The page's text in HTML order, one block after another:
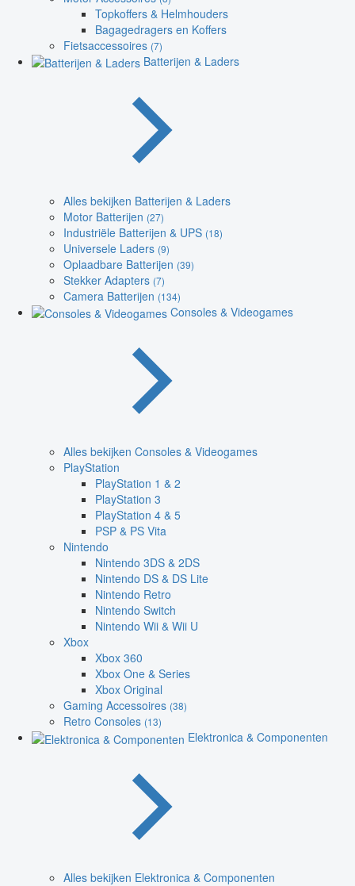
Topkoffers & Helmhouders
Bagagedragers en Koffers
Fietsaccessoires (7)
Batterijen & Laders
Alles bekijken Batterijen & Laders
Motor Batterijen (27)
Industriële Batterijen & UPS (18)
Universele Laders (9)
Oplaadbare Batterijen (39)
Stekker Adapters (7)
Camera Batterijen (134)
Consoles & Videogames
Alles bekijken Consoles & Videogames
PlayStation
PlayStation 1 & 2
PlayStation 3
PlayStation 4 & 5
PSP & PS Vita
Nintendo
Nintendo 3DS & 2DS
Nintendo DS & DS Lite
Nintendo Retro
Nintendo Switch
Nintendo Wii & Wii U
Xbox
Xbox 360
Xbox One & Series
Xbox Original
Gaming Accessoires (38)
Retro Consoles (13)
Elektronica & Componenten
Alles bekijken Elektronica & Componenten